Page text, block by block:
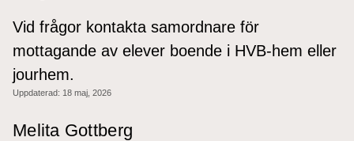
Vid frågor kontakta samordnare för
mottagande av elever boende i HVB-hem eller
jourhem.
Uppdaterad: 18 maj, 2026
Melita Gottberg